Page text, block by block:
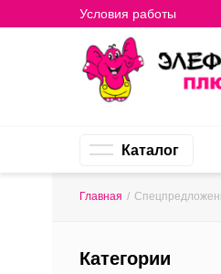
Условия работы
Каталог
Главная /
Категории